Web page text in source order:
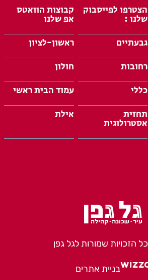
הצטרפו לפייסבוק
שלנו :
קבוצות הוואטס
אפ שלנו
גבעתיים
ראשון-לציון
רחובות
חולון
כללי
עמוד הבית ראשי
תחזית
אסטרולוגית
אילת
בניית אתרים